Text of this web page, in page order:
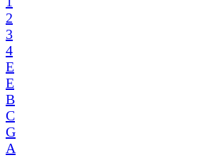
2
3
4
E
E
B
C
G
A